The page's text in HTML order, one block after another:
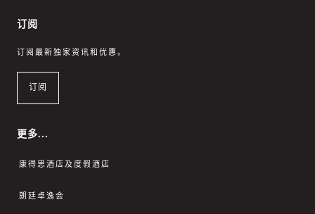
订阅
订阅最新独家资讯和优惠。
订阅
更多...
康得思酒店及度假酒店
朗廷卓逸会